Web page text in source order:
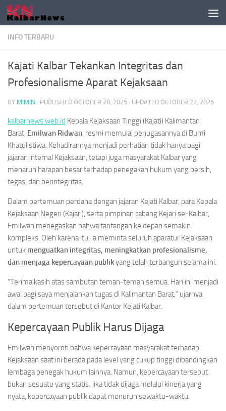
Skip to content
INFO TERBARU
Kajati Kalbar Tekankan Integritas dan
Profesionalisme Aparat Kejaksaan
BY MIMIN · PUBLISHED OCTOBER 28, 2025 · UPDATED OCTOBER 27, 2025
kalbarnews.web.id Kepala Kejaksaan Tinggi (Kajati) Kalimantan
Barat, Emilwan Ridwan, resmi memulai penugasannya di Bumi
Khatulistiwa. Kehadirannya menjadi perhatian tidak hanya bagi
jajaran internal Kejaksaan, tetapi juga masyarakat Kalbar yang
menaruh harapan besar terhadap penegakan hukum yang bersih,
tegas, dan berintegritas.
Dalam pertemuan perdana dengan jajaran Kejati Kalbar, para Kepala
Kejaksaan Negeri (Kajari), serta pimpinan cabang Kejari se-Kalbar,
Emilwan menegaskan bahwa tantangan ke depan semakin
kompleks. Oleh karena itu, ia meminta seluruh aparatur Kejaksaan
untuk menguatkan integritas, meningkatkan profesionalisme,
dan menjaga kepercayaan publikyang telah terbangun selama ini.
“Terima kasih atas sambutan teman-teman semua. Hari ini menjadi
awal bagi saya menjalankan tugas di Kalimantan Barat,” ujarnya
dalam pertemuan tersebut di Kantor Kejati Kalbar.
Kepercayaan Publik Harus Dijaga
Emilwan menyoroti bahwa kepercayaan masyarakat terhadap
Kejaksaan saat ini berada pada level yang cukup tinggi dibandingkan
lembaga penegak hukum lainnya. Namun, kepercayaan tersebut
bukan sesuatu yang statis. Jika tidak dijaga melalui kinerja yang
nyata, kepercayaan publik dapat menurun sewaktu-waktu.